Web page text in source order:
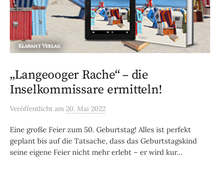
„Langeooger Rache“ – die
Inselkommissare ermitteln!
Veröffentlicht am 20. Mai 2022
Eine große Feier zum 50. Geburtstag! Alles ist perfekt
geplant bis auf die Tatsache, dass das Geburtstagskind
seine eigene Feier nicht mehr erlebt – er wird kur...